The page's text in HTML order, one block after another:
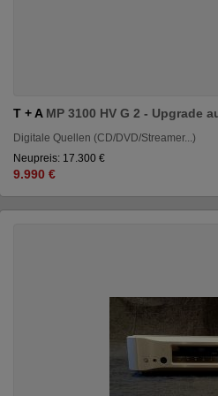
T + A MP 3100 HV G 2 - Upgrade
Digitale Quellen (CD/DVD/Streamer...)
Neupreis: 17.300 €
9.990 €